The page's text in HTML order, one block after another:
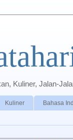
Kuliner, Jalan-
Kuliner Bahasa